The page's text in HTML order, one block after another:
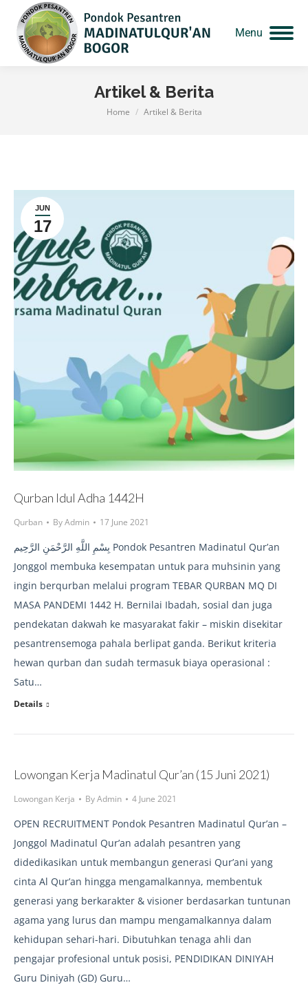
Menu
Artikel & Berita
You are here:
Home Artikel & Berita
JUN
17
Qurban Idul Adha 1442H
Qurban ByAdmin 17 June 2021
بِسْمِ اللَّهِ الرَّحْمَنِ الرَّحِيم Pondok Pesantren Madinatul Qur’an
Jonggol membuka kesempatan untuk para muhsinin yang
ingin berqurban melalui program TEBAR QURBAN MQ DI
MASA PANDEMI 1442 H. Bernilai Ibadah, sosial dan juga
pendekatan dakwah ke masyarakat fakir – miskin disekitar
pesantrensemoga pahala berlipat ganda. Berikut kriteria
hewan qurban dan sudah termasuk biaya operasional :
Satu…
Details
Lowongan Kerja Madinatul Qur’an (15 Juni 2021)
Lowongan Kerja ByAdmin 4 June 2021
OPEN RECRUITMENT Pondok Pesantren Madinatul Qur’an –
Jonggol Madinatul Qur’an adalah pesantren yang
didedikasikan untuk membangun generasi Qur’ani yang
cinta Al Qur’an hingga mengamalkannya, membentuk
generasi yang berkarakter & visioner berdasarkan tuntunan
agama yang lurus dan mampu mengamalkannya dalam
kehidupan sehari-hari. Dibutuhkan tenaga ahli dan
pengajar profesional untuk posisi, PENDIDIKAN DINIYAH
Guru Diniyah (GD) Guru…